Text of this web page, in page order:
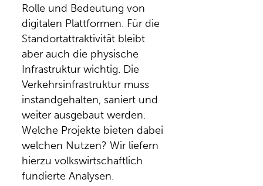
Rolle und Bedeutung von
digitalen Plattformen. Für die
Standortattraktivität bleibt
aber auch die physische
Infrastruktur wichtig. Die
Verkehrsinfrastruktur muss
instandgehalten, saniert und
weiter ausgebaut werden.
Welche Projekte bieten dabei
welchen Nutzen? Wir liefern
hierzu volkswirtschaftlich
fundierte Analysen.